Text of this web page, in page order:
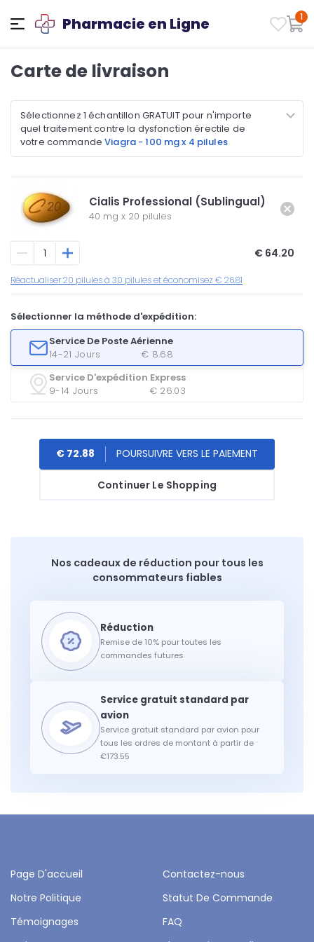
Pharmacie en Ligne 1
Carte de livraison
Sélectionnez 1 échantillon GRATUIT pour n'importe
quel traitement contre la dysfonction érectile de
votre commandeViagra - 100 mg x 4 pilules
Cialis Professional (Sublingual)
40 mg x 20 pilules
€ 64.20
Réactualiser 20 pilules à 30 pilules et économisez € 26.81
Sélectionner la méthode d'expédition:
Service De Poste Aérienne
14-21 Jours
€ 8.68
Service D'expédition Express
9-14 Jours
€ 26.03
Continuer Le Shopping
€ 72.88
Nos cadeaux de réduction pour tous les
consommateurs fiables
Remise de 10% pour toutes les
commandes futures
Service gratuit standard par avion pour
tous les ordres de montant à partir de
€173.55
Page D'accueil
Contactez-nous
Notre Politique
Statut De Commande
Témoignages
FAQ